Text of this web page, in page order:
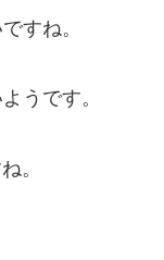
すね。
うです。
。